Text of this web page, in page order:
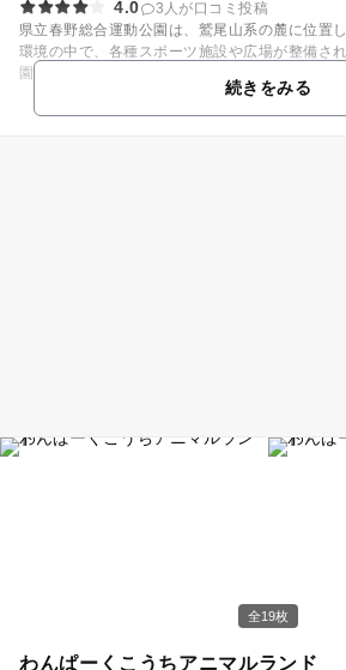
教室・習い事4.0
3人が口コミ投稿
県立春野総合運動公園は、鷲尾山系の麓に位置
環境の中で、各種スポーツ施設や広場が整備さ
園内には、全国大会にも対応できる野球場をは
場、体育館、テニス場、水泳場、パークゴルフ
り、スポーツの選手権大会やスポーツフェステ
続きをみる
全19枚
わんぱーくこうちアニマルランド